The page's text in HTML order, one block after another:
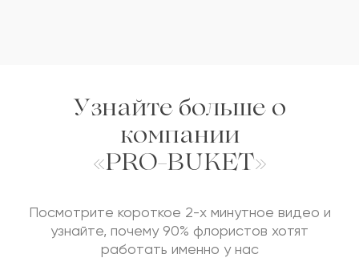
Узнайте больше о
компании
«PRO-BUKET»
Посмотрите короткое 2-х минутное видео и
узнайте, почему 90% флористов хотят
работать именно у нас